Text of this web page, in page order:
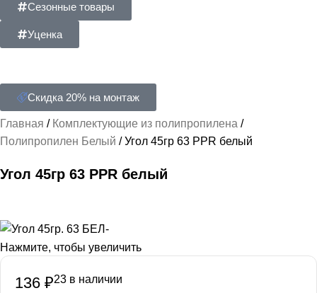
Сезонные товары
Уценка
Скидка 20% на монтаж
Главная
Комплектующие из полипропилена
Полипропилен Белый
Угол 45гр 63 PPR белый
Угол 45гр 63 PPR белый
Нажмите, чтобы увеличить
136 ₽23 в наличии